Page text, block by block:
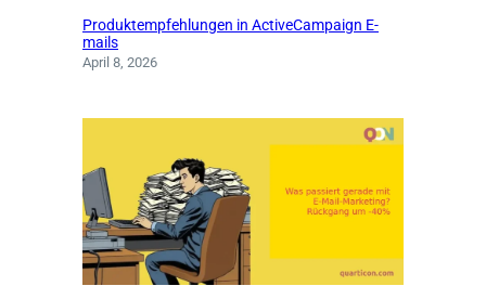
Produktempfehlungen in ActiveCampaign E-
mails
April 8, 2026